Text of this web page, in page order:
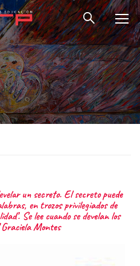
un secreto. El secreto puede
en trozos privilegiados de
Se lee cuando se develan los
Graciela Montes